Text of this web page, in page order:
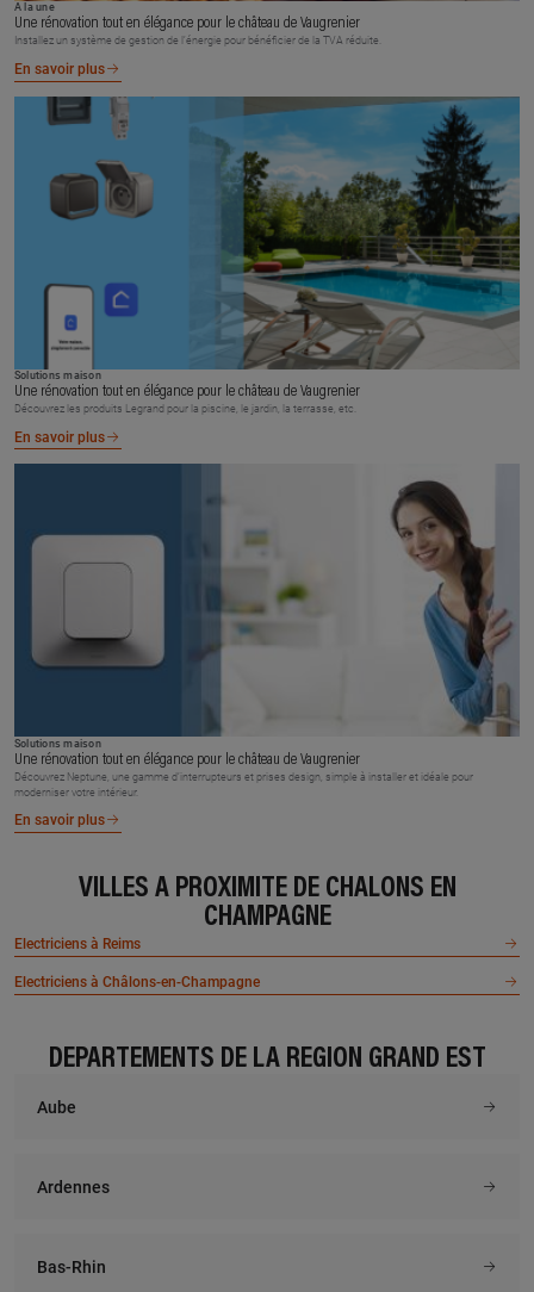
À la une
Une rénovation tout en élégance pour le château de Vaugrenier
Installez un système de gestion de l’énergie pour bénéficier de la TVA réduite.
En savoir plus
Solutions maison
Une rénovation tout en élégance pour le château de Vaugrenier
Découvrez les produits Legrand pour la piscine, le jardin, la terrasse, etc.
En savoir plus
Solutions maison
Une rénovation tout en élégance pour le château de Vaugrenier
Découvrez Neptune, une gamme d’interrupteurs et prises design, simple à installer et idéale pour
moderniser votre intérieur.
En savoir plus
VILLES À PROXIMITÉ DE CHALONS EN
CHAMPAGNE
Electriciens à Reims
Electriciens à Châlons-en-Champagne
DÉPARTEMENTS DE LA RÉGION GRAND EST
Aube
Ardennes
Bas-Rhin